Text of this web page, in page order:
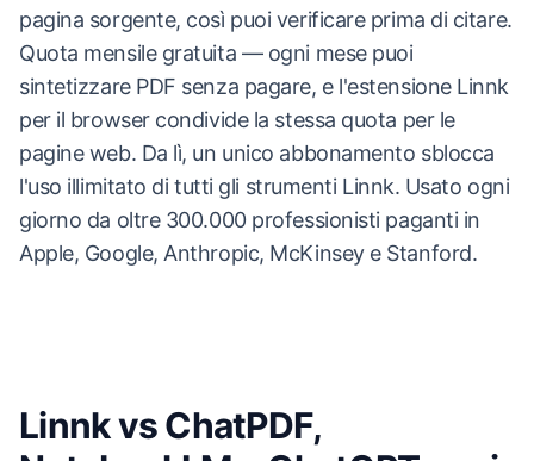
pagina sorgente, così puoi verificare prima di citare.
Quota mensile gratuita — ogni mese puoi
sintetizzare PDF senza pagare, e l'estensione Linnk
per il browser condivide la stessa quota per le
pagine web. Da lì, un unico abbonamento sblocca
l'uso illimitato di tutti gli strumenti Linnk. Usato ogni
giorno da oltre 300.000 professionisti paganti in
Apple, Google, Anthropic, McKinsey e Stanford.
Linnk vs ChatPDF,